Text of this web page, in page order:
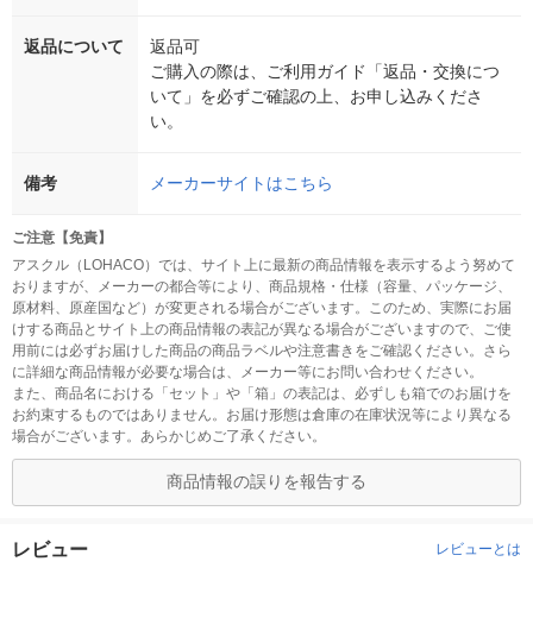
返品について
返品可
ご購入の際は、ご利用ガイド「返品・交換につ
いて」を必ずご確認の上、お申し込みくださ
い。
備考 メーカーサイトはこちら
ご注意【免責】
アスクル（LOHACO）では、サイト上に最新の商品情報を表示するよう努めて
おりますが、メーカーの都合等により、商品規格・仕様（容量、パッケージ、
原材料、原産国など）が変更される場合がございます。このため、実際にお届
けする商品とサイト上の商品情報の表記が異なる場合がございますので、ご使
用前には必ずお届けした商品の商品ラベルや注意書きをご確認ください。さら
に詳細な商品情報が必要な場合は、メーカー等にお問い合わせください。
また、商品名における「セット」や「箱」の表記は、必ずしも箱でのお届けを
お約束するものではありません。お届け形態は倉庫の在庫状況等により異なる
場合がございます。あらかじめご了承ください。
商品情報の誤りを報告する
レビュー レビューとは